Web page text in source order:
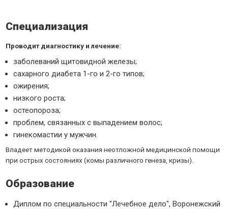
Специализация
Проводит диагностику и лечение:
заболеваний щитовидной железы;
сахарного диабета 1-го и 2-го типов;
ожирения;
низкого роста;
остеопороза;
проблем, связанных с выпадением волос;
гинекомастии у мужчин.
Владеет методикой оказания неотложной медицинской помощи
при острых состояниях (комы различного генеза, кризы).
Образование
Диплом по специальности "Лечебное дело", Воронежский